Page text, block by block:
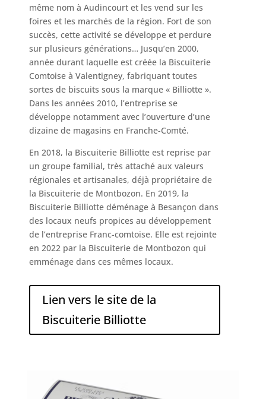
même nom à Audincourt et les vend sur les
foires et les marchés de la région. Fort de son
succès, cette activité se développe et perdure
sur plusieurs générations… Jusqu’en 2000,
année durant laquelle est créée la Biscuiterie
Comtoise à Valentigney, fabriquant toutes
sortes de biscuits sous la marque « Billiotte ».
Dans les années 2010, l’entreprise se
développe notamment avec l’ouverture d’une
dizaine de magasins en Franche-Comté.
En 2018, la Biscuiterie Billiotte est reprise par
un groupe familial, très attaché aux valeurs
régionales et artisanales, déjà propriétaire de
la Biscuiterie de Montbozon. En 2019, la
Biscuiterie Billiotte déménage à Besançon dans
des locaux neufs propices au développement
de l’entreprise Franc-comtoise. Elle est rejointe
en 2022 par la Biscuiterie de Montbozon qui
emménage dans ces mêmes locaux.
Lien vers le site de la
Biscuiterie Billiotte